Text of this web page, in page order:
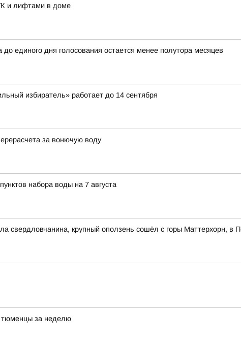
и лифтами в доме
единого дня голосования остается менее полутора месяцев
избиратель» работает до 14 сентября
за вонючую воду
набора воды на 7 августа
свердловчанина, крупный оползень сошёл с горы Маттерхорн, в
за неделю